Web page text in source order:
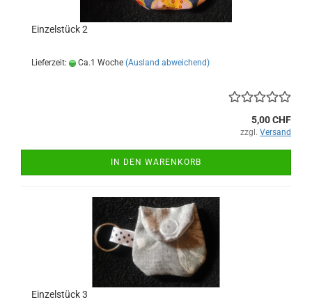
Einzelstück 2
Lieferzeit: Ca.1 Woche (Ausland abweichend)
5,00 CHF
zzgl. Versand
IN DEN WARENKORB
Einzelstück 3